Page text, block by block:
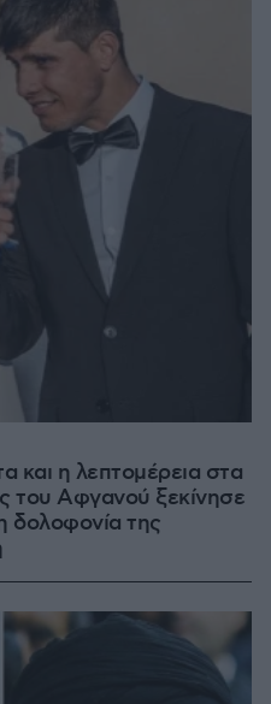
και η λεπτομέρεια στα
του Αφγανού ξεκίνησε
δολοφονία της